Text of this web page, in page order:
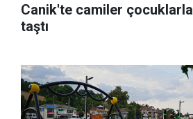
Canik'te camiler
taştı